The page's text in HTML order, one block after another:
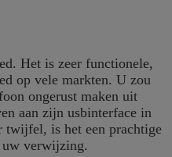
Het is zeer functionele,
op vele markten. U zou
ongerust maken uit
aan zijn usbinterface in
twijfel, is het een prachtige
uw verwijzing.